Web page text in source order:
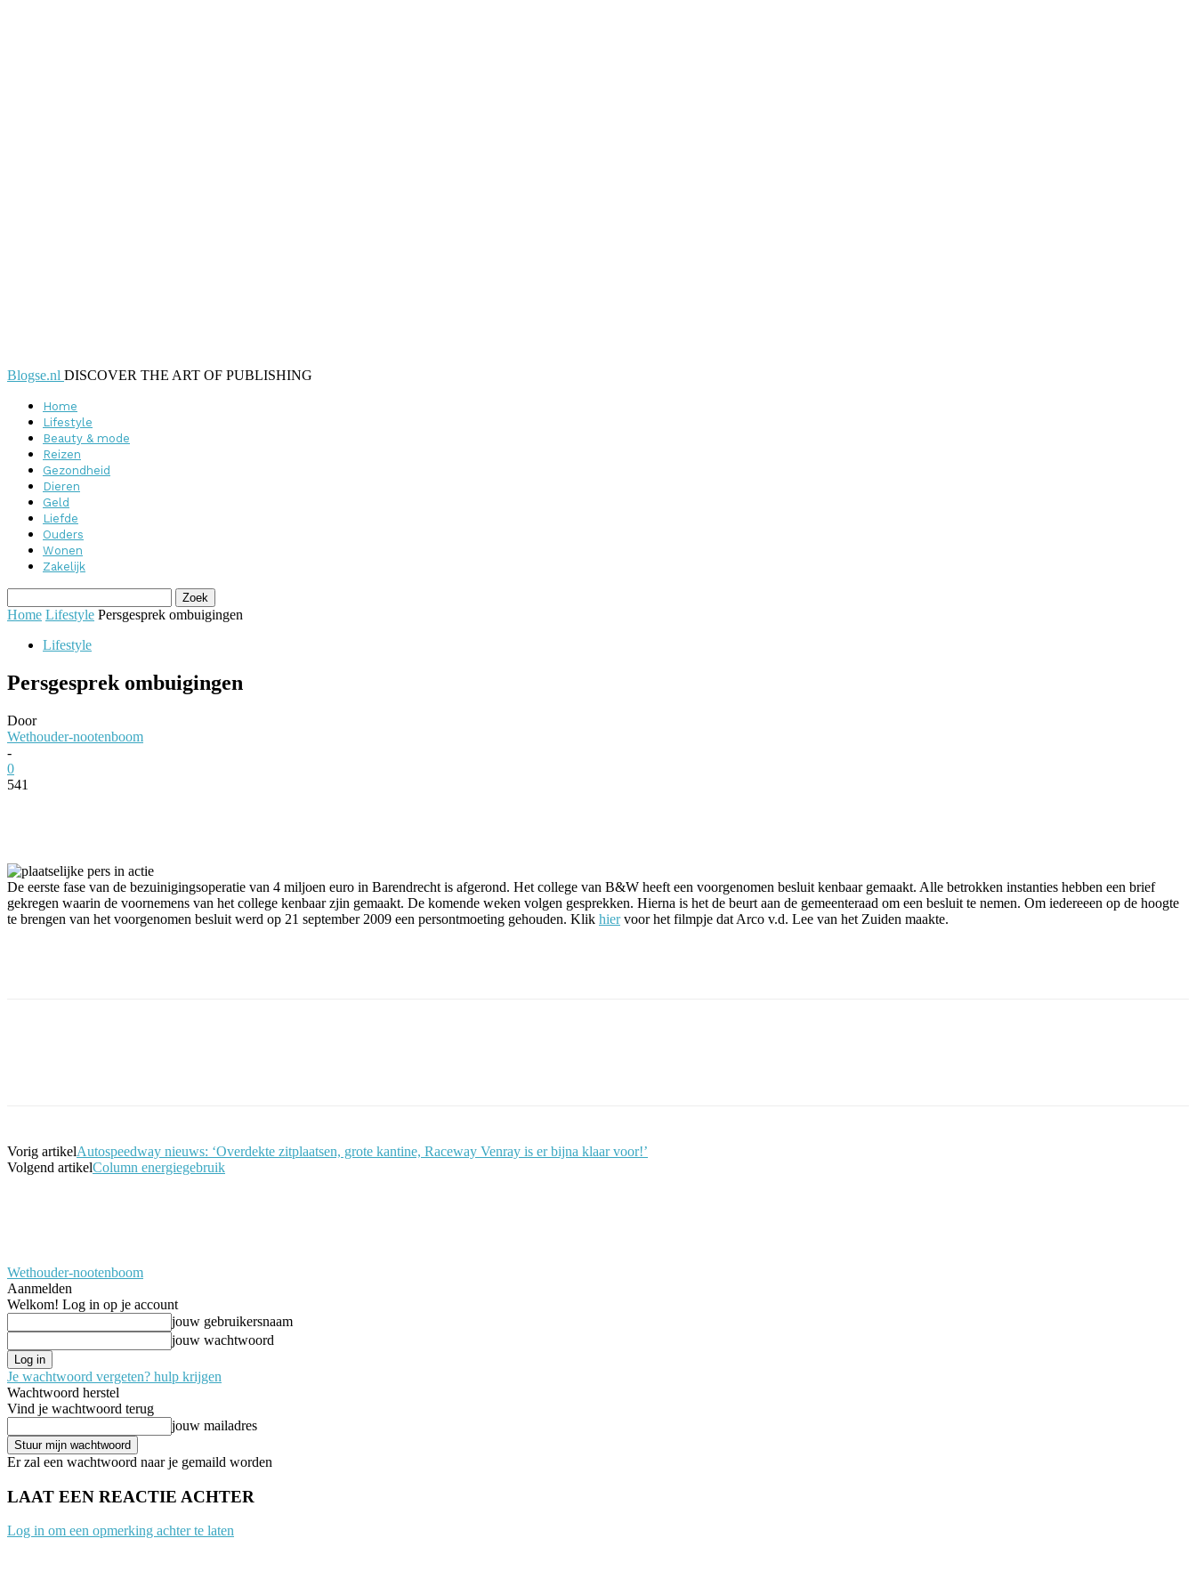
Blogse.nl DISCOVER THE ART OF PUBLISHING
Home
Lifestyle
Beauty & mode
Reizen
Gezondheid
Dieren
Geld
Liefde
Ouders
Wonen
Zakelijk
Home Lifestyle Persgesprek ombuigingen
Lifestyle
Persgesprek ombuigingen
Door
Wethouder-nootenboom
-
0
541
De eerste fase van de bezuinigingsoperatie van 4 miljoen euro in Barendrecht is afgerond. Het college van B&W heeft een voorgenomen besluit kenbaar gemaakt. Alle betrokken instanties hebben een brief
gekregen waarin de voornemens van het college kenbaar zjin gemaakt. De komende weken volgen gesprekken. Hierna is het de beurt aan de gemeenteraad om een besluit te nemen. Om iedereeen op de hoogte
te brengen van het voorgenomen besluit werd op 21 september 2009 een persontmoeting gehouden. Klik hiervoor het filmpje dat Arco v.d. Lee van het Zuiden maakte.
Vorig artikelAutospeedway nieuws: ‘Overdekte zitplaatsen, grote kantine, Raceway Venray is er bijna klaar voor!’
Volgend artikelColumn energiegebruik
Wethouder-nootenboom
Aanmelden
Welkom! Log in op je account
jouw gebruikersnaam
jouw wachtwoord
Je wachtwoord vergeten? hulp krijgen
Wachtwoord herstel
Vind je wachtwoord terug
jouw mailadres
Er zal een wachtwoord naar je gemaild worden
LAAT EEN REACTIE ACHTER
Log in om een opmerking achter te laten